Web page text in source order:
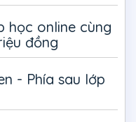
học online cùng
đồng
- Phía sau lớp